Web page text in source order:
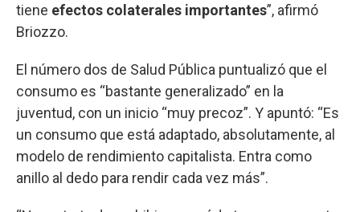
tiene efectos colaterales importantes”, afirmó
Briozzo.
El número dos de Salud Pública puntualizó que el
consumo es “bastante generalizado” en la
juventud, con un inicio “muy precoz”. Y apuntó: “Es
un consumo que está adaptado, absolutamente, al
modelo de rendimiento capitalista. Entra como
anillo al dedo para rendir cada vez más”.